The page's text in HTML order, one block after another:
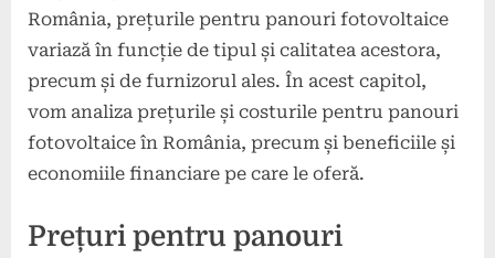
România, prețurile pentru panouri fotovoltaice
variază în funcție de tipul și calitatea acestora,
precum și de furnizorul ales. În acest capitol,
vom analiza prețurile și costurile pentru panouri
fotovoltaice în România, precum și beneficiile și
economiile financiare pe care le oferă.
Prețuri pentru panouri